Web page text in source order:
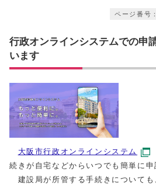
ページ番号
行政オンラインシステムでの申
います
大阪市行政オンラインシステム
続きが自宅などからいつでも簡単に申
建設局が所管する手続きについても